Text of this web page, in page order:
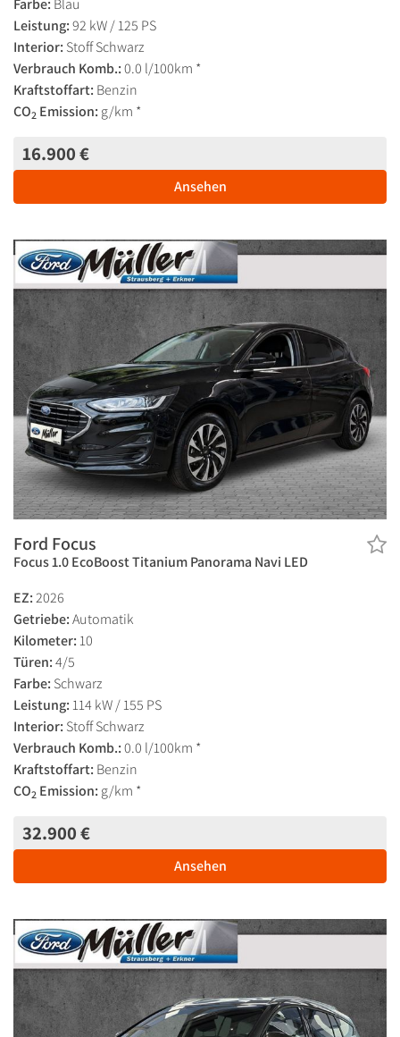
Leistung:92 kW / 125 PS
Interior: Stoff Schwarz
Verbrauch Komb.:0.0 l/100km *
Kraftstoffart: Benzin
CO2 Emission: g/km *
16.900 €
Ansehen
Ford Focus
Focus 1.0 EcoBoost Titanium Panorama Navi LED
EZ:2026
Getriebe:Automatik
Kilometer: 10
Türen:4/5
Farbe: Schwarz
Leistung: 114 kW / 155 PS
Interior: Stoff Schwarz
Verbrauch Komb.:0.0 l/100km *
Kraftstoffart: Benzin
CO2 Emission: g/km *
32.900 €
Ansehen